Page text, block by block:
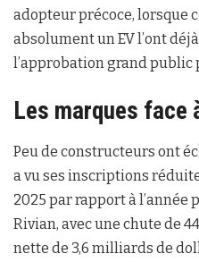
adopteur précoce, lorsque
absolument un EV l’ont
l’approbation grand public
Les marques face
Peu de constructeurs ont
a vu ses inscriptions
2025 par rapport à l’année
Rivian, avec une chute de
nette de 3,6 milliards de